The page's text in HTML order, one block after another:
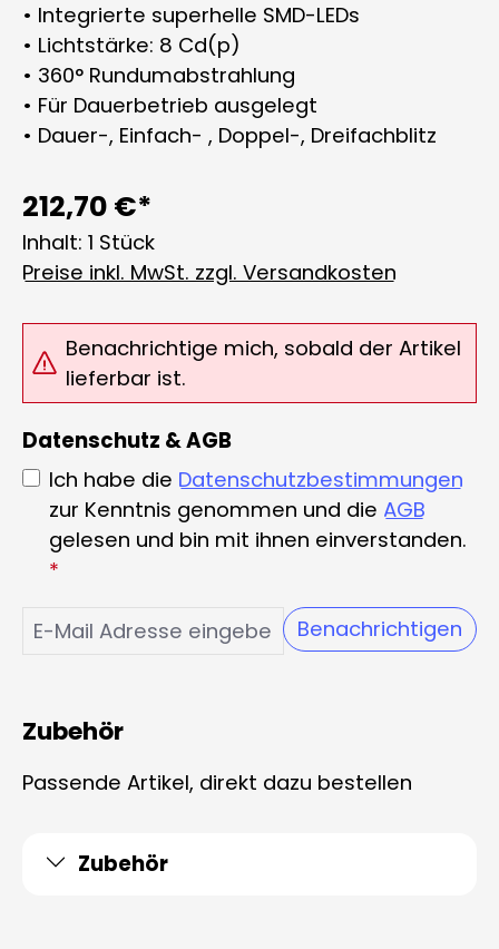
• Integrierte superhelle SMD-LEDs
• Lichtstärke: 8 Cd(p)
• 360° Rundumabstrahlung
• Für Dauerbetrieb ausgelegt
• Dauer-, Einfach- , Doppel-, Dreifachblitz
212,70 €*
Inhalt: 1 Stück
Preise inkl. MwSt. zzgl. Versandkosten
Benachrichtige mich, sobald der Artikel
lieferbar ist.
Datenschutz & AGB
Ich habe die Datenschutzbestimmungen
zur Kenntnis genommen und die AGB
gelesen und bin mit ihnen einverstanden.
*
Benachrichtigen
Zubehör
Passende Artikel, direkt dazu bestellen
Zubehör